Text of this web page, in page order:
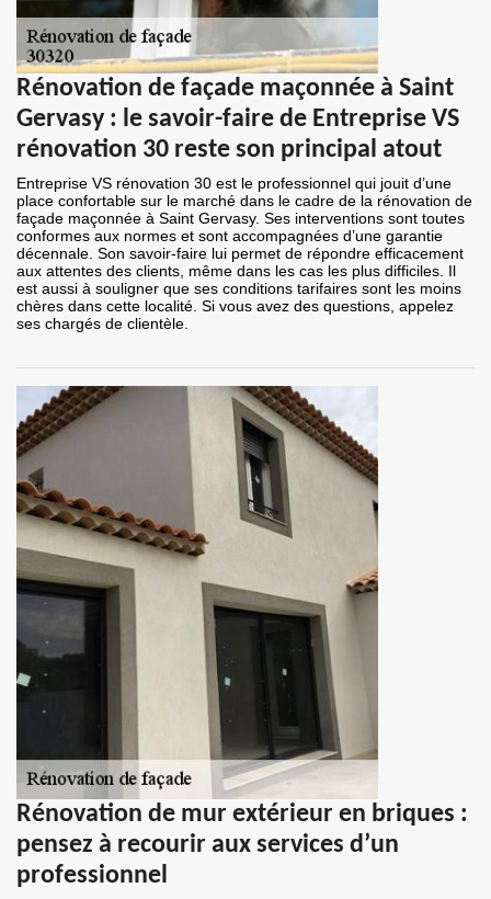
Rénovation de façade maçonnée à Saint
Gervasy : le savoir-faire de Entreprise VS
rénovation 30 reste son principal atout
Entreprise VS rénovation 30 est le professionnel qui jouit d’une
place confortable sur le marché dans le cadre de la rénovation de
façade maçonnée à Saint Gervasy. Ses interventions sont toutes
conformes aux normes et sont accompagnées d’une garantie
décennale. Son savoir-faire lui permet de répondre efficacement
aux attentes des clients, même dans les cas les plus difficiles. Il
est aussi à souligner que ses conditions tarifaires sont les moins
chères dans cette localité. Si vous avez des questions, appelez
ses chargés de clientèle.
Rénovation de mur extérieur en briques :
pensez à recourir aux services d’un
professionnel